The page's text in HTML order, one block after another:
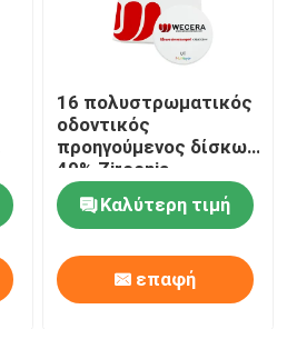
16 πολυστρωματικός
οδοντικός
προηγούμενος δίσκων
49% Zirconia
χρωμάτων διαφανής
εξαιρετικά
Καλύτερη τιμή
επαφή